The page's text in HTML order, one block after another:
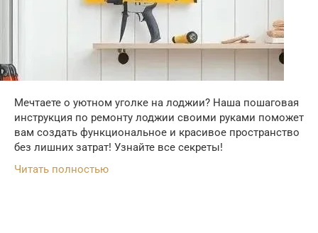
Мечтаете о уютном уголке на лоджии? Наша пошаговая
инструкция по ремонту лоджии своими руками поможет
вам создать функциональное и красивое пространство
без лишних затрат! Узнайте все секреты!
Читать полностью